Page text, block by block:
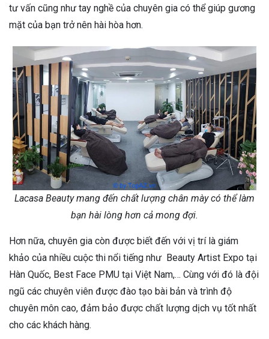
tư vấn cũng như tay nghề của chuyên gia có thể giúp gương
mặt của bạn trở nên hài hòa hơn.
Lacasa Beauty mang đến chất lượng chân mày có thể làm
bạn hài lòng hơn cả mong đợi.
Hơn nữa, chuyên gia còn được biết đến với vị trí là giám
khảo của nhiều cuộc thi nổi tiếng như Beauty Artist Expo tại
Hàn Quốc, Best Face PMU tại Việt Nam,… Cùng với đó là đội
ngũ các chuyên viên được đào tạo bài bản và trình độ
chuyên môn cao, đảm bảo được chất lượng dịch vụ tốt nhất
cho các khách hàng.